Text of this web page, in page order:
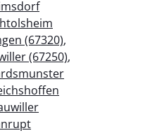
(67320),
(67250),